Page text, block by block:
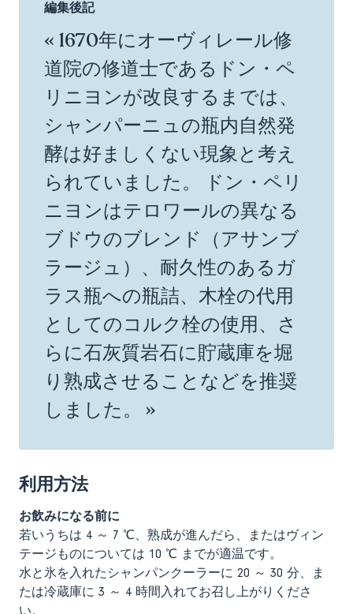
編集後記
« 1670年にオーヴィレール修
道院の修道士であるドン・ペ
リニヨンが改良するまでは、
シャンパーニュの瓶内自然発
酵は好ましくない現象と考え
られていました。 ドン・ペリ
ニヨンはテロワールの異なる
ブドウのブレンド（アサンブ
ラージュ）、耐久性のあるガ
ラス瓶への瓶詰、木栓の代用
としてのコルク栓の使用、さ
らに石灰質岩石に貯蔵庫を堀
り熟成させることなどを推奨
しました。 »
利用方法
お飲みになる前に
若いうちは 4 ～ 7 ℃、熟成が進んだら、またはヴィン
テージものについては 10 ℃ までが適温です。
水と氷を入れたシャンパンクーラーに 20 ～ 30 分、ま
たは冷蔵庫に 3 ～ 4 時間入れてお召し上がりくださ